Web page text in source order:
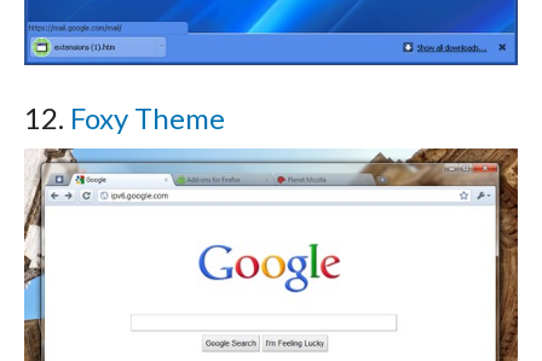
12. Foxy Theme